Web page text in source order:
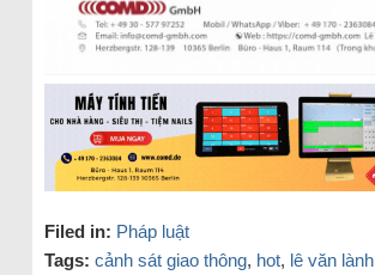
Filed in: Pháp luật
Tags: cảnh sát giao thông, hot, lê văn lành